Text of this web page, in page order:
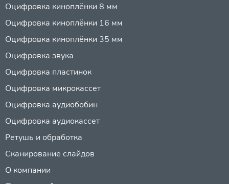
Оцифровка киноплёнки 8 мм
Оцифровка киноплёнки 16 мм
Оцифровка киноплёнки 35 мм
Оцифровка звука
Оцифровка пластинок
Оцифровка микрокассет
Оцифровка аудиобобин
Оцифровка аудиокассет
Ретушь и обработка
Сканирование слайдов
О компании